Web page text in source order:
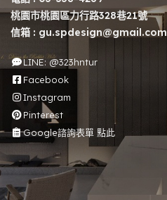
桃園市桃園區力行路328巷21號
信箱 : gu.spdesign@gmail.com
LINE: @323hntur
Facebook
Instagram
Pinterest
Google諮詢表單 點此